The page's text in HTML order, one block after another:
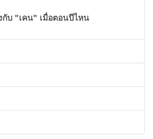
กับ "เคน" เมื่อตอนปีไหน